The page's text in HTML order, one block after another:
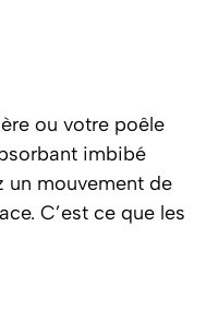
ou votre poêle
imbibé
un mouvement de
C’est ce que les